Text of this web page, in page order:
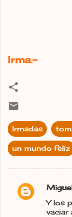
Irma.-
Irmadas
un mundo feliz
C
Y los
vaciar